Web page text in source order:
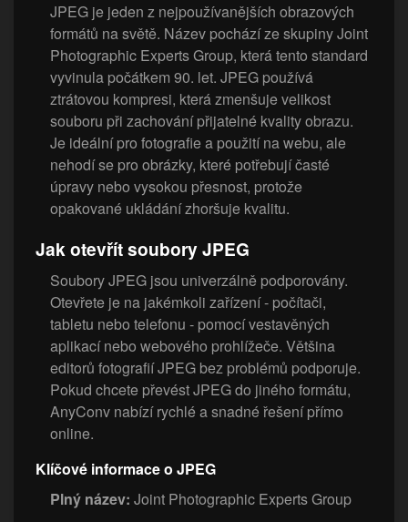
JPEG je jeden z nejpoužívanějších obrazových
formátů na světě. Název pochází ze skupiny Joint
Photographic Experts Group, která tento standard
vyvinula počátkem 90. let. JPEG používá
ztrátovou kompresi, která zmenšuje velikost
souboru při zachování přijatelné kvality obrazu.
Je ideální pro fotografie a použití na webu, ale
nehodí se pro obrázky, které potřebují časté
úpravy nebo vysokou přesnost, protože
opakované ukládání zhoršuje kvalitu.
Jak otevřít soubory JPEG
Soubory JPEG jsou univerzálně podporovány.
Otevřete je na jakémkoli zařízení - počítači,
tabletu nebo telefonu - pomocí vestavěných
aplikací nebo webového prohlížeče. Většina
editorů fotografií JPEG bez problémů podporuje.
Pokud chcete převést JPEG do jiného formátu,
AnyConv nabízí rychlé a snadné řešení přímo
online.
Klíčové informace o JPEG
Plný název: Joint Photographic Experts Group